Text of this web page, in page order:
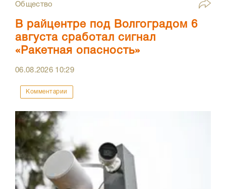
Общество
В райцентре под Волгоградом 6
августа сработал сигнал
«Ракетная опасность»
06.08.2026 10:29
Комментарии